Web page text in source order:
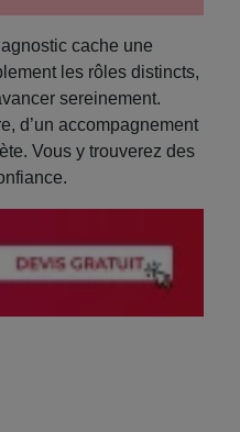
cache une
les rôles distincts,
sereinement.
d’un accompagnement
Vous y trouverez des